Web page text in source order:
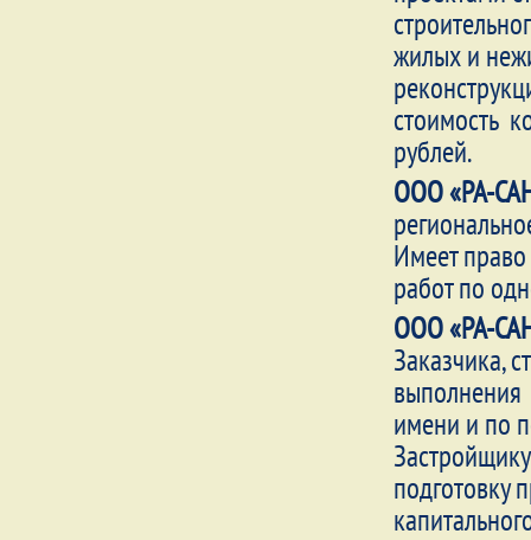
жилых и
стоимость
рублей.
ООО «РА-
Имеет право
работ по
ООО «РА-
Заказчика,
выполнения
имени и по
подготовку